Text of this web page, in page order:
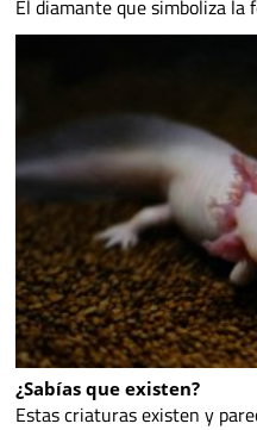
El diamante que simboliza la
¿Sabías que existen?
Estas criaturas existen y